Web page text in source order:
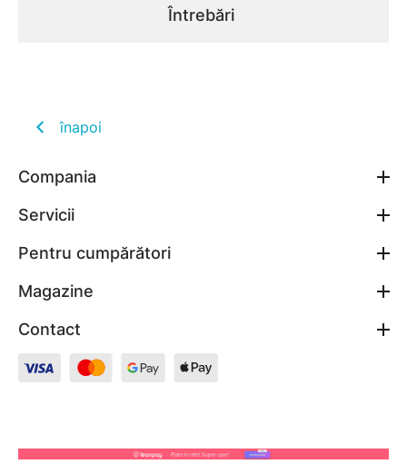
Întrebări
înapoi
Compania
Servicii
Pentru cumpărători
Magazine
Contact